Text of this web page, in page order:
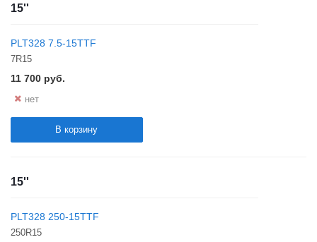
15''
PLT328 7.5-15TTF
7R15
11 700 руб.
нет
В корзину
15''
PLT328 250-15TTF
250R15